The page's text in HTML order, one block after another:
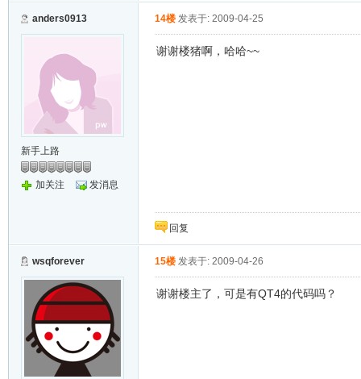
anders0913
新手上路
加关注 发消息
14楼 发表于: 2009-04-25
谢谢楼猪啊，哈哈~~
回复
wsqforever 15楼 发表于: 2009-04-26
谢谢楼主了，可是有QT4的代码吗？